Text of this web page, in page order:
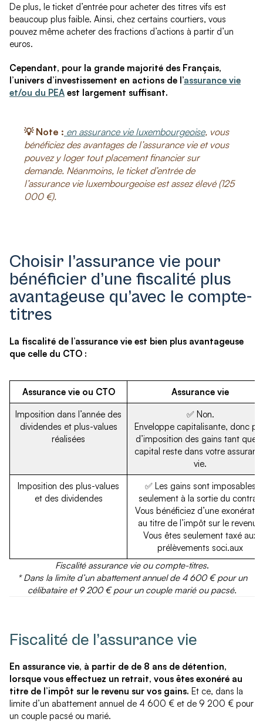
De plus, le ticket d’entrée pour acheter des titres vifs est
beaucoup plus faible. Ainsi, chez certains courtiers, vous
pouvez même acheter des fractions d’actions à partir d’un
euros.
Cependant, pour la grande majorité des Français,
l’univers d’investissement en actions de l’assurance vie
et/ou du PEA est largement suffisant.
💡 Note : en assurance vie luxembourgeoise, vous
bénéficiez des avantages de l’assurance vie et vous
pouvez y loger tout placement financier sur
demande. Néanmoins, le ticket d’entrée de
l’assurance vie luxembourgeoise est assez élevé (125
000 €).
Choisir l’assurance vie pour
bénéficier d’une fiscalité plus
avantageuse qu’avec le compte-
titres
La fiscalité de l’assurance vie est bien plus avantageuse
que celle du CTO :
Assurance vie ou CTO
Assurance vie
Imposition dans l’année des
dividendes et plus-values
réalisées
✅ Non.
Enveloppe capitalisante, donc
d’imposition des gains tant que
capital reste dans votre
vie.
Imposition des plus-values
et des dividendes
✅ Les gains sont imposables
seulement à la sortie du contrat.
Vous bénéficiez d’une
au titre de l’impôt sur le revenu*.
Vous êtes seulement taxé aux
prélèvements soci.aux
Fiscalité assurance vie ou compte-titres.
* Dans la limite d’un abattement annuel de 4 600 € pour un
célibataire et 9 200 € pour un couple marié ou pacsé.
Fiscalité de l’assurance vie
En assurance vie, à partir de de 8 ans de détention,
lorsque vous effectuez un retrait, vous êtes exonéré au
titre de l’impôt sur le revenu sur vos gains. Et ce, dans la
limite d’un abattement annuel de 4 600 € et de 9 200 € pour
un couple pacsé ou marié.